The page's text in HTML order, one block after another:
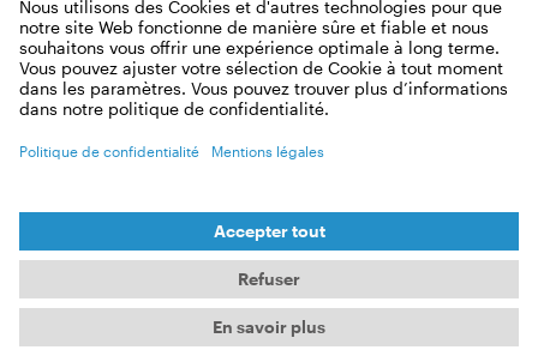
Tous les films